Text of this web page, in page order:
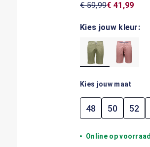
€ 59,99€ 41,99
Kies jouw kleur:
Kies jouw maat
48 50 52
Online op voorraad